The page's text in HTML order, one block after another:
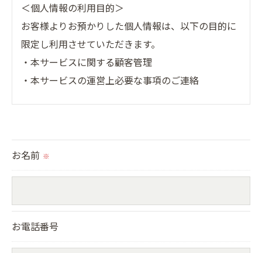
＜個人情報の利用目的＞
お客様よりお預かりした個人情報は、以下の目的に
限定し利用させていただきます。
・本サービスに関する顧客管理
・本サービスの運営上必要な事項のご連絡
られた場合を除き、
＜個人情報の委託について＞
お名前 ※
お電話番号